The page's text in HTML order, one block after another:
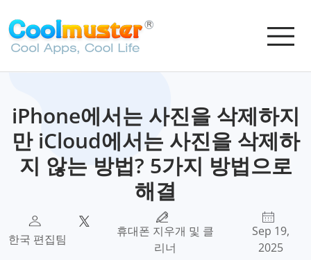
iPhone에서는 사진을 삭제하지
만 iCloud에서는 사진을 삭제하
지 않는 방법? 5가지 방법으로
해결
한국 편집팀
휴대폰 지우개 및 클
리너
Sep 19,
2025